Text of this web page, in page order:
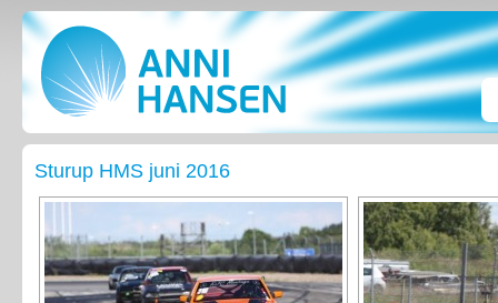
Sturup HMS juni 2016